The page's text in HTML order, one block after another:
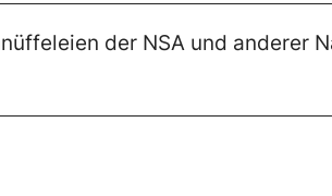
der NSA und anderer